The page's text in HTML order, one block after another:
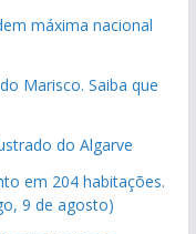
máxima nacional
Marisco. Saiba que
do Algarve
em 204 habitações.
9 de agosto)